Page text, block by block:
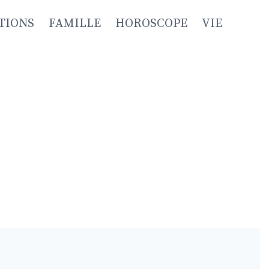
FAMILLE HOROSCOPE VIE